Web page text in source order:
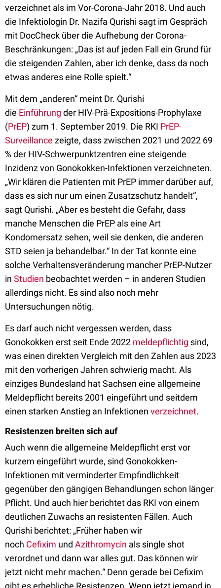
verzeichnet als im Vor-Corona-Jahr 2018. Und auch
die Infektiologin Dr. Nazifa Qurishi sagt im Gespräch
mit DocCheck über die Aufhebung der Corona-
Beschränkungen: „Das ist auf jeden Fall ein Grund für
die steigenden Zahlen, aber ich denke, dass da noch
etwas anderes eine Rolle spielt.“
Mit dem „anderen“ meint Dr. Qurishi
die Einführung der HIV-Prä-Expositions-Prophylaxe
(PrEP) zum 1. September 2019. Die RKI PrEP-
Surveillance zeigte, dass zwischen 2021 und 2022 69
% der HIV-Schwerpunktzentren eine steigende
Inzidenz von Gonokokken-Infektionen verzeichneten.
„Wir klären die Patienten mit PrEP immer darüber auf,
dass es sich nur um einen Zusatzschutz handelt“,
sagt Qurishi. „Aber es besteht die Gefahr, dass
manche Menschen die PrEP als eine Art
Kondomersatz sehen, weil sie denken, die anderen
STD seien ja behandelbar.“ In der Tat konnte eine
solche Verhaltensveränderung mancher PrEP-Nutzer
in Studien beobachtet werden – in anderen Studien
allerdings nicht. Es sind also noch mehr
Untersuchungen nötig.
Es darf auch nicht vergessen werden, dass
Gonokokken erst seit Ende 2022 meldepflichtig sind,
was einen direkten Vergleich mit den Zahlen aus 2023
mit den vorherigen Jahren schwierig macht. Als
einziges Bundesland hat Sachsen eine allgemeine
Meldepflicht bereits 2001 eingeführt und seitdem
einen starken Anstieg an Infektionen verzeichnet.
Resistenzen breiten sich auf
Auch wenn die allgemeine Meldepflicht erst vor
kurzem eingeführt wurde, sind Gonokokken-
Infektionen mit verminderter Empfindlichkeit
gegenüber den gängigen Behandlungen schon länger
Pflicht. Und auch hier berichtet das RKI von einem
deutlichen Zuwachs an resistenten Fällen. Auch
Qurishi berichtet: „Früher haben wir
noch Cefixim und Azithromycin als single shot
verordnet und dann war alles gut. Das können wir
jetzt nicht mehr machen.“ Denn gerade bei Cefixim
gibt es erhebliche Resistenzen. Wenn jetzt jemand in